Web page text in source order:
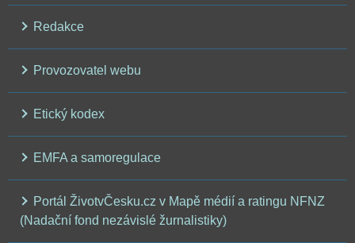
Redakce
Provozovatel webu
Etický kodex
EMFA a samoregulace
Portál ŽivotvČesku.cz v Mapě médií a ratingu NFNZ
(Nadační fond nezávislé žurnalistiky)